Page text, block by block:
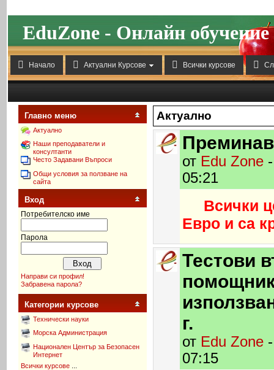
 Начало  Актуални Курсове  Всички курсове 
EduZone - Онлайн обучение
Главно меню
Актуално
Наши преподаватели и
консултанти
Често Задавани Въпроси
Общи условия за ползване на
сайта
Вход
Потребителско име
Парола
Направи си профил!
Забравена парола?
Категории курсове
Технически науки
Морска Администрация
Национален Център за Безопасен
Интернет
Всички курсове
Актуално
от Edu Zone
05:21
Всички
Евро и са
Тестови
г.
от Edu Zone
07:15